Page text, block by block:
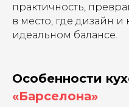
практичность,
в место, где дизайн
идеальном балансе.
Особенности
«Барселона»